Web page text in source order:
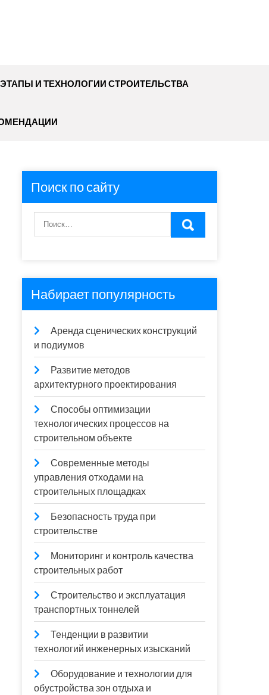
ЭТАПЫ И ТЕХНОЛОГИИ СТРОИТЕЛЬСТВА
Поиск по сайту
Набирает популярность
Аренда сценических конструкций
и подиумов
Развитие методов
архитектурного проектирования
Способы оптимизации
технологических процессов на
строительном объекте
Современные методы
управления отходами на
строительных площадках
Безопасность труда при
строительстве
Мониторинг и контроль качества
строительных работ
Строительство и эксплуатация
транспортных тоннелей
Тенденции в развитии
технологий инженерных изысканий
Оборудование и технологии для
обустройства зон отдыха и